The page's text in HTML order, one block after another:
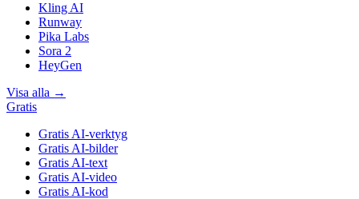
Kling AI
Runway
Pika Labs
Sora 2
HeyGen
Visa alla →
Gratis
Gratis AI-verktyg
Gratis AI-bilder
Gratis AI-text
Gratis AI-video
Gratis AI-kod